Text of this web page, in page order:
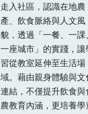
走入社區，認識在地農
產、飲食脈絡與人文風
貌，透過「一餐、一課、
一座城市」的實踐，讓
習從教室延伸至生活場
域。藉由親身體驗與文
連結，不僅提升飲食與
農教育內涵，更培養學